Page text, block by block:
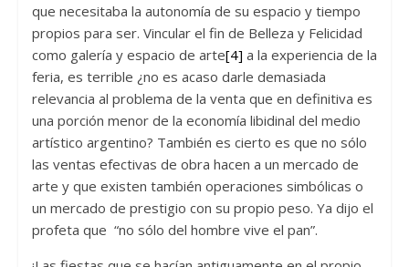
que necesitaba la autonomía de su espacio y tiempo
propios para ser. Vincular el fin de Belleza y Felicidad
como galería y espacio de arte[4] a la experiencia de la
feria, es terrible ¿no es acaso darle demasiada
relevancia al problema de la venta que en definitiva es
una porción menor de la economía libidinal del medio
artístico argentino? También es cierto es que no sólo
las ventas efectivas de obra hacen a un mercado de
arte y que existen también operaciones simbólicas o
un mercado de prestigio con su propio peso. Ya dijo el
profeta que “no sólo del hombre vive el pan”.